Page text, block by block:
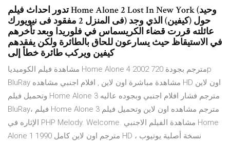
تدور احداث فيلم Home Alone 2 Lost In New York (وحيد
فى المنزل 2 مفقود فى نيويورك) حول (كيفين) الذي وجد
عائلته قررت قضاء الكريسماس في فلوريدا وبعد تأخرهم
في الاستيقاظ حيث يسارعون للحاق بالطائرة ولكن يفقدهم
كيفين ويركب طائرة خطأ إلى
مشاهدة فيلم الكوميديا Home Alone 4 2002 مترجم بجودة 720p
BluRay مشاهدة مباشرة اون لاين , افلام اجنبي مشاهده HD اون لاين
وتحميل فيلم Home Alone 3 مترجم فشار افلام اجنبي وبجوده عاليه
BluRay، فيلم Home Alone 3 مترجم مشاهده اون لاين وتحميل فيلم
الإثاره في PHP Melody. Welcome. مشاهدة الفيلم الاجنبي Home
Alone 1 1990 مترجم اون لاين كامل HD نسخة أصلية يوتيوب ،